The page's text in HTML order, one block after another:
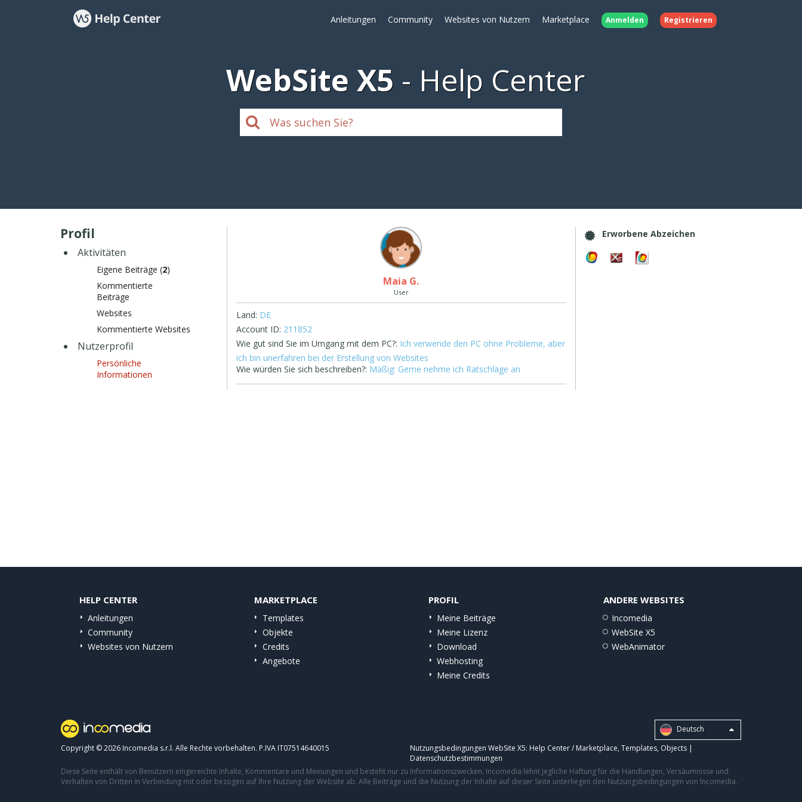
Anleitungen Community Websites von Nutzern Marketplace Anmelden Registrieren
WebSite X5 Help Center
Profil
Aktivitäten
Eigene Beiträge (2)
Kommentierte
Beiträge
Websites
Kommentierte Websites
Nutzerprofil
Persönliche
Informationen
Maia G.
User
Land: DE
Account ID: 211852
Wie gut sind Sie im Umgang mit dem PC?: Ich verwende den PC ohne Probleme, aber
ich bin unerfahren bei der Erstellung von Websites
Wie würden Sie sich beschreiben?: Mäßig: Gerne nehme ich Ratschläge an
Erworbene Abzeichen
HELP CENTER
Anleitungen
Community
Websites von Nutzern
MARKETPLACE
Templates
Objekte
Credits
Angebote
PROFIL
Meine Beiträge
Meine Lizenz
Download
Webhosting
Meine Credits
ANDERE WEBSITES
Incomedia
WebSite X5
WebAnimator
Deutsch
Copyright © 2026 Incomedia s.r.l. Alle Rechte vorbehalten. P.IVA IT07514640015 Nutzungsbedingungen WebSite X5: Help Center / Marketplace, Templates, Objects |
Datenschutzbestimmungen
Diese Seite enthält von Benutzern eingereichte Inhalte, Kommentare und Meinungen und besteht nur zu Informationszwecken. Incomedia lehnt jegliche Haftung für die Handlungen, Versäumnisse und
Verhalten von Dritten in Verbindung mit oder bezogen auf Ihre Nutzung der Website ab. Alle Beiträge und die Nutzung der Inhalte auf dieser Seite unterliegen den Nutzungsbedingungen von Incomedia.